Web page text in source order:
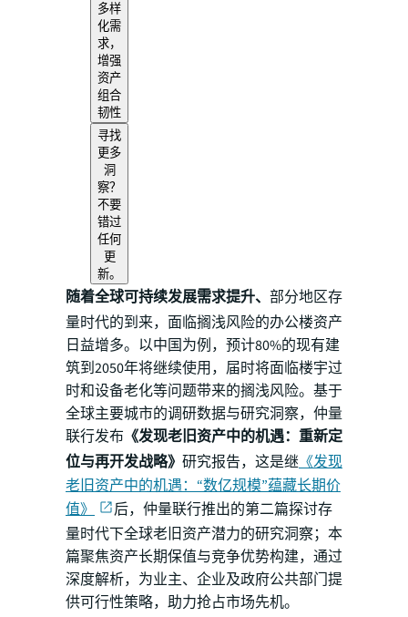
多样
化需
求，
增强
资产
组合
韧性
寻找
更多
洞
察？
不要
错过
任何
更
新。
随着全球可持续发展需求提升、 部分地区存
量时代的到来，面临搁浅风险的办公楼资产
日益增多。以中国为例，预计80%的现有建
筑到2050年将继续使用，届时将面临楼宇过
时和设备老化等问题带来的搁浅风险。基于
全球主要城市的调研数据与研究洞察，仲量
联行发布 《发现老旧资产中的机遇：重新定
位与再开发战略》 研究报告，这是继 《发现
老旧资产中的机遇：“数亿规模”蕴藏长期价
值》
后，仲量联行推出的第二篇探讨存
量时代下全球老旧资产潜力的研究洞察；本
篇聚焦资产长期保值与竞争优势构建，通过
深度解析，为业主、企业及政府公共部门提
供可行性策略，助力抢占市场先机。